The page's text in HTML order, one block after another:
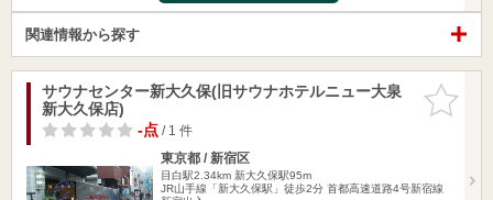
関連情報から探す
お気に入
りに追加
サウナセンター新大久保(旧サウナホテルニュー大泉
新大久保店)
-点/ 1 件
東京都 / 新宿区
目白駅2.34km 新大久保駅95m
JR山手線「新大久保駅」徒歩2分 首都高速道路4号新宿線